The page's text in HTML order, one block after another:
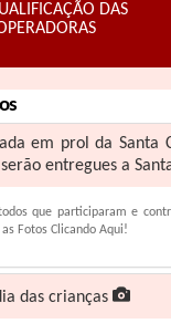
DAS
em prol da Santa
entregues a
que participaram e
Fotos Clicando Aqui!
das crianças